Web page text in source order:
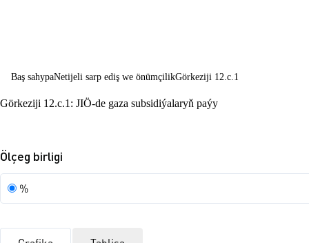
Baş sahypaNetijeli sarp ediş we önümçilikGörkeziji 12.c.1
Görkeziji 12.c.1: JIÖ-de gaza subsidiýalaryň paýy